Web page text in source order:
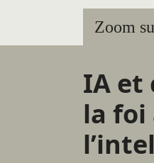
Zoom
IA et
la foi